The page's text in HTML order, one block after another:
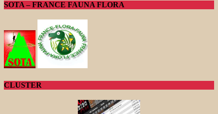
SOTA – FRANCE FAUNA FLORA
CLUSTER